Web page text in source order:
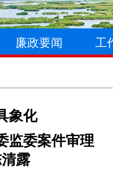
廉政要闻 工
象化
监委案件审理
露